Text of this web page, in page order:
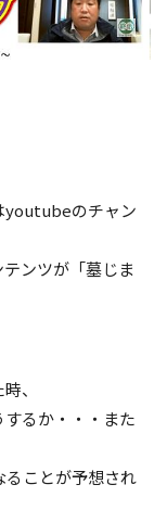
youtubeのチャン
ンツが「墓じま
、
るか・・・また
ることが予想され